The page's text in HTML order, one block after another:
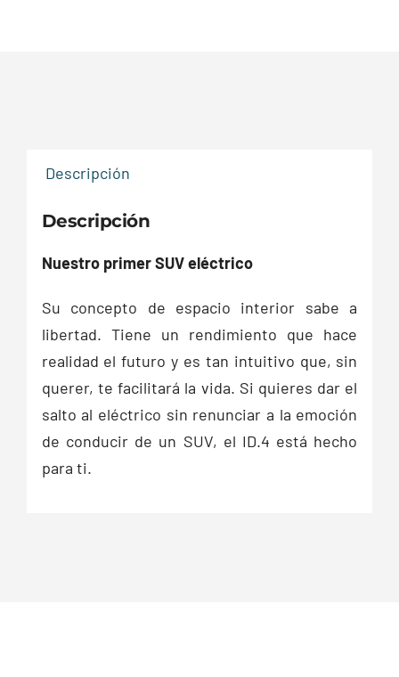
Descripción
Descripción
Nuestro primer SUV eléctrico
Su concepto de espacio interior sabe a
libertad. Tiene un rendimiento que hace
realidad el futuro y es tan intuitivo que, sin
querer, te facilitará la vida. Si quieres dar el
salto al eléctrico sin renunciar a la emoción
de conducir de un SUV, el ID.4 está hecho
para ti.